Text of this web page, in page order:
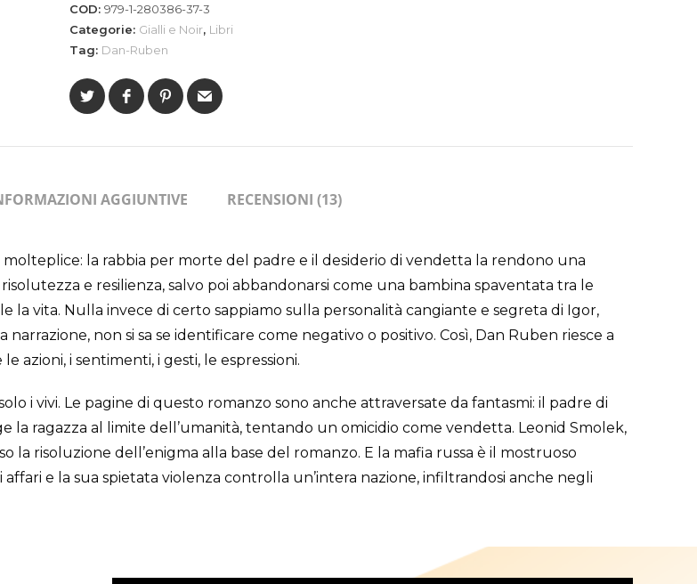
COD: 979-1-280386-37-3
Categorie: Gialli e Noir, Libri
Tag: Dan-Ruben
AGGIUNTIVE RECENSIONI (13)
molteplice: la rabbia per morte del padre e il desiderio di vendetta la rendono una
e resilienza, salvo poi abbandonarsi come una bambina spaventata tra le
la vita. Nulla invece di certo sappiamo sulla personalità cangiante e segreta di Igor,
non si sa se identificare come negativo o positivo. Così, Dan Ruben riesce a
azioni, i sentimenti, i gesti, le espressioni.
i vivi. Le pagine di questo romanzo sono anche attraversate da fantasmi: il padre di
la ragazza al limite dell’umanità, tentando un omicidio come vendetta. Leonid Smolek,
risoluzione dell’enigma alla base del romanzo. E la mafia russa è il mostruoso
e la sua spietata violenza controlla un’intera nazione, infiltrandosi anche negli